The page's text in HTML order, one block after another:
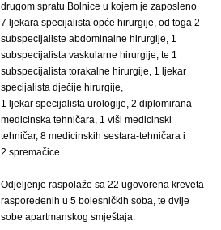
drugom spratu Bolnice u kojem je zaposleno
7 ljekara specijalista opće hirurgije, od toga 2
subspecijaliste abdominalne hirurgije, 1
subspecijalista vaskularne hirurgije, te 1
subspecijalista torakalne hirurgije, 1 ljekar
specijalista dječije hirurgije,
1 ljekar specijalista urologije, 2 diplomirana
medicinska tehničara, 1 viši medicinski
tehničar, 8 medicinskih sestara-tehničara i
2 spremačice.
Odjeljenje raspolaže sa 22 ugovorena kreveta
raspoređenih u 5 bolesničkih soba, te dvije
sobe apartmanskog smještaja.